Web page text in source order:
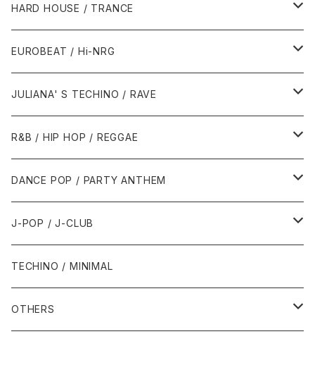
1980年代
1987年・以前
1988年
1990年代
1990年
1991年
1995年
1996年
2000年代
2000年
2001年
2005年
2010年代
2010年
2011年
HARD HOUSE / TRANCE
1990年代
1994年・以前
1995年
1999年
2000年代
2000年
2001年
2005年
EUROBEAT / Hi-NRG
1980年代
1986年・以前
1987年
1990年代
1990年
1991年
2000年代
JULIANA' S TECHINO / RAVE
1990年代
1990年
1991年
2000年代
2000年
2001年
R&B / HIP HOP / REGGAE
1980年代
1985年・以前
1986年
1990年代
1990年
1991年
2000年代
2000年
DANCE POP / PARTY ANTHEM
1980年代
1988年・以前
1989年
1990年代
1990年
2000年代
J-POP / J-CLUB
1980年代
1990年代
TECHINO / MINIMAL
OTHERS